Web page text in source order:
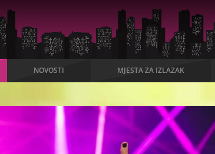
NOVOSTI MJESTA ZA IZLAZAK